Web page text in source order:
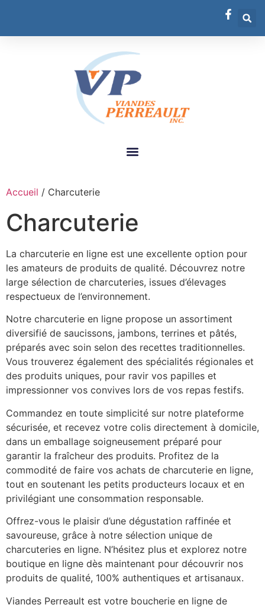
Accueil / Charcuterie
Charcuterie
La charcuterie en ligne est une excellente option pour
les amateurs de produits de qualité. Découvrez notre
large sélection de charcuteries, issues d’élevages
respectueux de l’environnement.
Notre charcuterie en ligne propose un assortiment
diversifié de saucissons, jambons, terrines et pâtés,
préparés avec soin selon des recettes traditionnelles.
Vous trouverez également des spécialités régionales et
des produits uniques, pour ravir vos papilles et
impressionner vos convives lors de vos repas festifs.
Commandez en toute simplicité sur notre plateforme
sécurisée, et recevez votre colis directement à domicile,
dans un emballage soigneusement préparé pour
garantir la fraîcheur des produits. Profitez de la
commodité de faire vos achats de charcuterie en ligne,
tout en soutenant les petits producteurs locaux et en
privilégiant une consommation responsable.
Offrez-vous le plaisir d’une dégustation raffinée et
savoureuse, grâce à notre sélection unique de
charcuteries en ligne. N’hésitez plus et explorez notre
boutique en ligne dès maintenant pour découvrir nos
produits de qualité, 100% authentiques et artisanaux.
Viandes Perreault est votre boucherie en ligne de